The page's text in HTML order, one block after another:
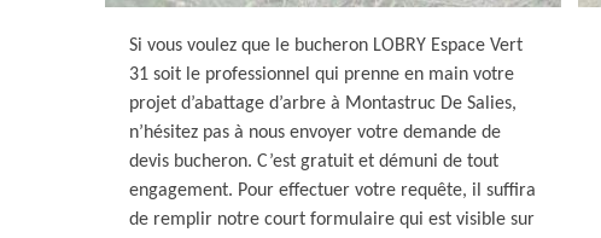
Si vous voulez que le bucheron LOBRY Espace Vert
31 soit le professionnel qui prenne en main votre
projet d’abattage d’arbre à Montastruc De Salies,
n’hésitez pas à nous envoyer votre demande de
devis bucheron. C’est gratuit et démuni de tout
engagement. Pour effectuer votre requête, il suffira
de remplir notre court formulaire qui est visible sur